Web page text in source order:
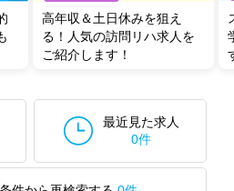
高年収＆土日休みを狙え
る！人気の訪問リハ求人を
ご紹介します！
最近見た求人
0件